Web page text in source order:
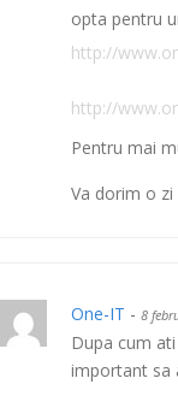
opta pentru
http://
http://
Pentru mai
Va dorim o
One-IT - 8
Dupa cum
important sa